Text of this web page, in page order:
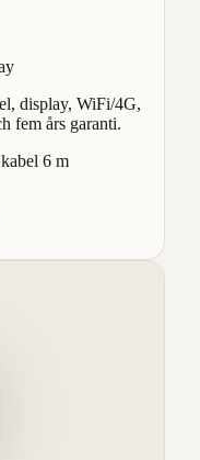
display, WiFi/4G,
fem års garanti.
6 m